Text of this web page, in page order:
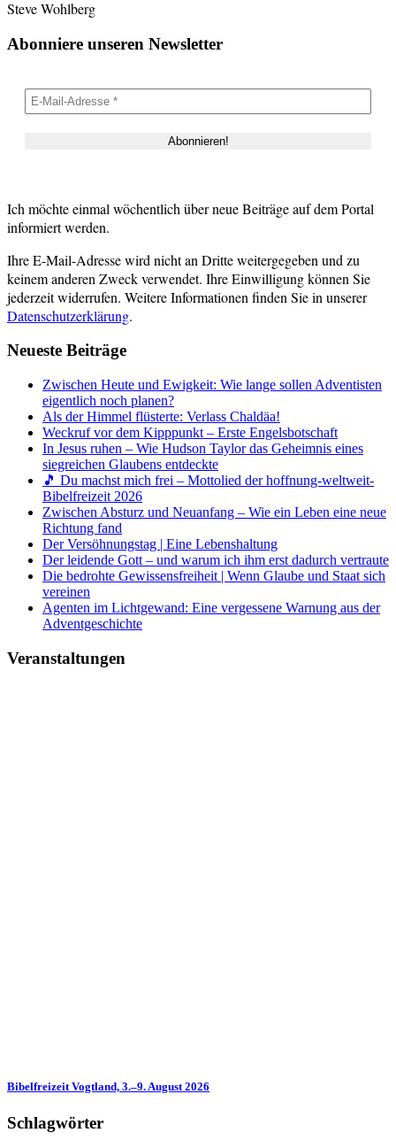
Steve Wohlberg
Abonniere unseren Newsletter
Ich möchte einmal wöchentlich über neue Beiträge auf dem Portal
informiert werden.
Ihre E-Mail-Adresse wird nicht an Dritte weitergegeben und zu
keinem anderen Zweck verwendet. Ihre Einwilligung können Sie
jederzeit widerrufen. Weitere Informationen finden Sie in unserer
Datenschutzerklärung.
Neueste Beiträge
Zwischen Heute und Ewigkeit: Wie lange sollen Adventisten
eigentlich noch planen?
Als der Himmel flüsterte: Verlass Chaldäa!
Weckruf vor dem Kipppunkt – Erste Engelsbotschaft
In Jesus ruhen – Wie Hudson Taylor das Geheimnis eines
siegreichen Glaubens entdeckte
🎵 Du machst mich frei – Mottolied der hoffnung-weltweit-
Bibelfreizeit 2026
Zwischen Absturz und Neuanfang – Wie ein Leben eine neue
Richtung fand
Der Versöhnungstag | Eine Lebenshaltung
Der leidende Gott – und warum ich ihm erst dadurch vertraute
Die bedrohte Gewissensfreiheit | Wenn Glaube und Staat sich
vereinen
Agenten im Lichtgewand: Eine vergessene Warnung aus der
Adventgeschichte
Veranstaltungen
Bibelfreizeit Vogtland, 3.–9. August 2026
Schlagwörter